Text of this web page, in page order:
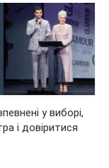
у виборі,
і довіритися